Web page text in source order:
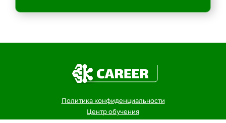
Политика конфиденциальности
Центр обучения